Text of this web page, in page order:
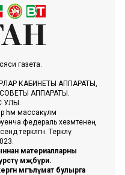
газета.
КАБИНЕТЫ АППАРАТЫ,
АППАРАТЫ.
УЛЫ.
һәм массакүләм
федераль хезмәтенең
теркәлгән. Теркәлү
материалларны
мәҗбүри.
мәгълүмат булырга